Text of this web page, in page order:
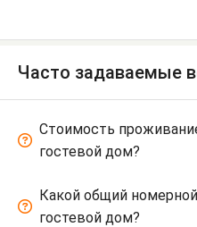
Часто задаваемые
Стоимость
гостевой дом?
Какой общий
гостевой дом?